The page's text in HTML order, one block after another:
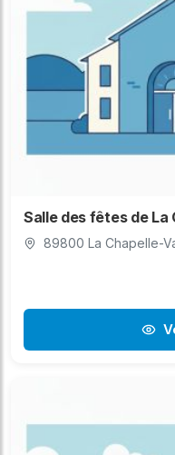
Salle des fêtes de La
89800 La Chapelle-